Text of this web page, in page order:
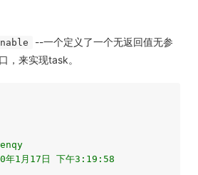
--一个定义了一个无返回值无参
，来实现task。
1月17日 下午3:19:58